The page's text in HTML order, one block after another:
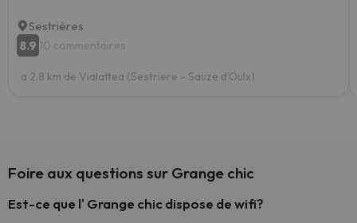
Sestrières
8.9 10 commentaires
a 2.8 km de Vialattea (Sestriere - Sauze d'Oulx)
Foire aux questions sur Grange chic
Est-ce que l' Grange chic dispose de wifi?